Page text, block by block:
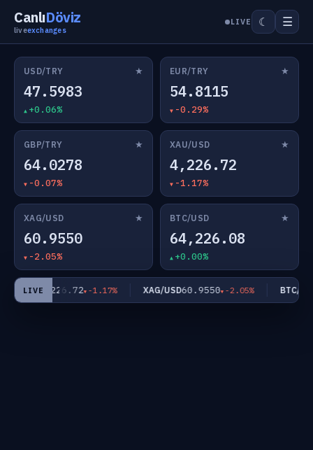
CanlıDöviz
liveexchanges
LIVE ☾ ☰
USD/TRY ★
47.5983
+0.06%
EUR/TRY ★
54.8115
-0.29%
GBP/TRY ★
64.0278
-0.07%
XAU/USD ★
4,226.72
-1.17%
XAG/USD ★
60.9550
-2.05%
BTC/USD ★
64,226.08
+0.00%
LIVE
USD4,226.72 -1.17% XAG/USD60.9550 -2.05% BTC/USD